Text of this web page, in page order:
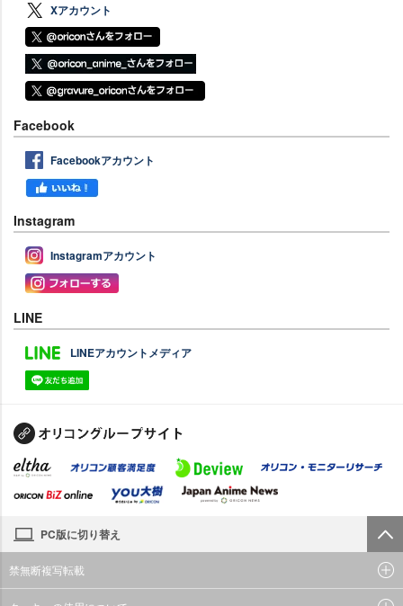
Xアカウント
Facebook
Facebookアカウント
Instagram
Instagramアカウント
LINE
LINEアカウントメディア
PC版に切り替え
禁無断複写転載